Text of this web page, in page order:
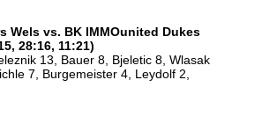
Wels vs. BK IMMOunited Dukes
28:16, 11:21)
13, Bauer 8, Bjeletic 8, Wlasak
7, Burgemeister 4, Leydolf 2,